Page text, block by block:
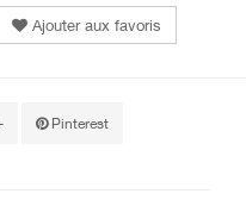
Ajouter aux favoris
Pinterest